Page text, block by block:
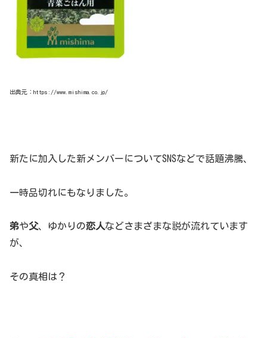
出典元：https://www.mishima.co.jp/
新たに加入した新メンバーについてSNSなどで話題沸騰、
一時品切れにもなりました。
弟や父、ゆかりの恋人などさまざまな説が流れています
が、
その真相は？